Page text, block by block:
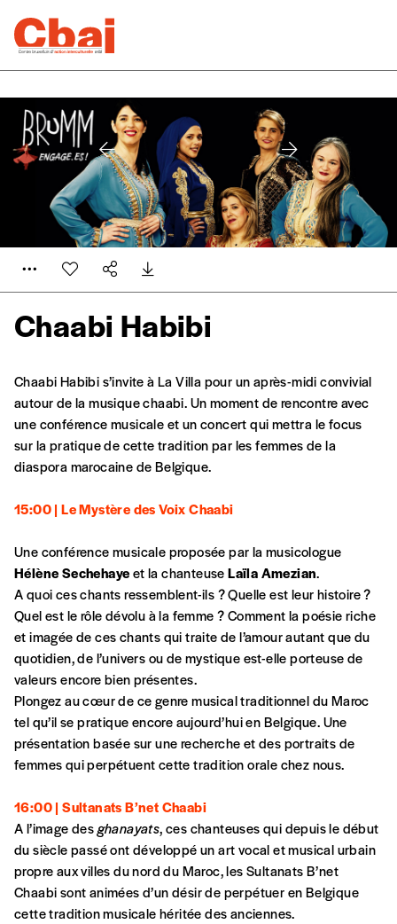
Chaabi Habibi
Chaabi Habibi s’invite à La Villa pour un après-midi convivial
autour de la musique chaabi. Un moment de rencontre avec
une conférence musicale et un concert qui mettra le focus
sur la pratique de cette tradition par les femmes de la
diaspora marocaine de Belgique.
15:00 | Le Mystère des Voix Chaabi
Une conférence musicale proposée par la musicologue
Hélène Sechehayeet la chanteuseLaïla Amezian.
A quoi ces chants ressemblent-ils ? Quelle est leur histoire ?
Quel est le rôle dévolu à la femme ? Comment la poésie riche
et imagée de ces chants qui traite de l’amour autant que du
quotidien, de l’univers ou de mystique est-elle porteuse de
valeurs encore bien présentes.
Plongez au cœur de ce genre musical traditionnel du Maroc
tel qu’il se pratique encore aujourd’hui en Belgique. Une
présentation basée sur une recherche et des portraits de
femmes qui perpétuent cette tradition orale chez nous.
16:00 | Sultanats B’net Chaabi
A l’image desghanayats, ces chanteuses qui depuis le début
du siècle passé ont développé un art vocal et musical urbain
propre aux villes du nord du Maroc, les Sultanats B’net
Chaabi sont animées d’un désir de perpétuer en Belgique
cette tradition musicale héritée des anciennes.